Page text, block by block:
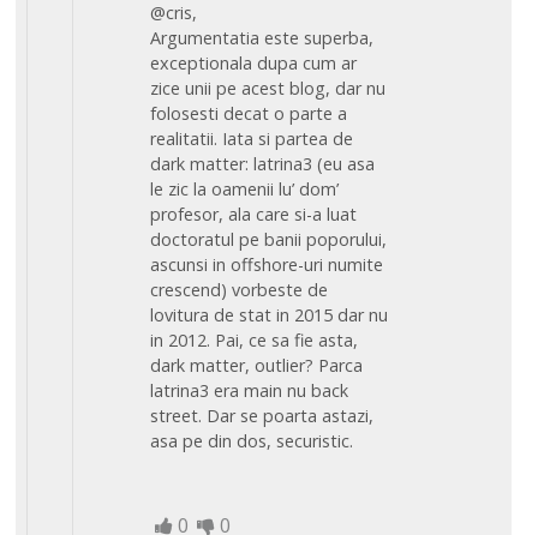
@cris,
Argumentatia este superba,
exceptionala dupa cum ar
zice unii pe acest blog, dar nu
folosesti decat o parte a
realitatii. Iata si partea de
dark matter: latrina3 (eu asa
le zic la oamenii lu’ dom’
profesor, ala care si-a luat
doctoratul pe banii poporului,
ascunsi in offshore-uri numite
crescend) vorbeste de
lovitura de stat in 2015 dar nu
in 2012. Pai, ce sa fie asta,
dark matter, outlier? Parca
latrina3 era main nu back
street. Dar se poarta astazi,
asa pe din dos, securistic.
0 0